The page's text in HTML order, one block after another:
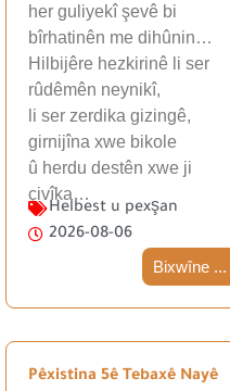
her guliyekî şevê bi
bîrhatinên me dihûnin…
Hilbijêre hezkirinê li ser
rûdêmên neynikî,
li ser zerdika gizingê,
girnijîna xwe bikole
û herdu destên xwe ji
çivîka…
Helbest u pexşan
2026-08-06
Bixwîne ...
Pêxistina 5ê Tebaxê Nayê